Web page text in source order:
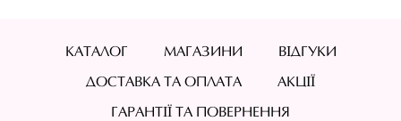
КАТАЛОГ МАГАЗИНИ ВІДГУКИ
ДОСТАВКА ТА ОПЛАТА АКЦІЇ
ГАРАНТІЇ ТА ПОВЕРНЕННЯ